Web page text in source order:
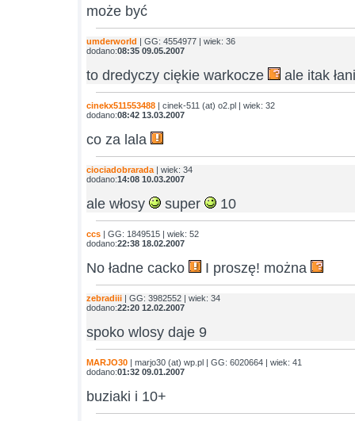
może być
umderworld | GG: 4554977 | wiek: 36
dodano:08:35 09.05.2007
to dredyczy ciękie warkocze ale itak
cinekx511553488 | cinek-511 (at) o2.pl | wiek: 32
dodano:08:42 13.03.2007
co za lala
ciociadobrarada | wiek: 34
dodano:14:08 10.03.2007
ale włosy super 10
ccs | GG: 1849515 | wiek: 52
dodano:22:38 18.02.2007
No ładne cacko I proszę! można
zebradiii | GG: 3982552 | wiek: 34
dodano:22:20 12.02.2007
spoko wlosy daje 9
MARJO30 | marjo30 (at) wp.pl | GG: 6020664 | wiek: 41
dodano:01:32 09.01.2007
buziaki i 10+